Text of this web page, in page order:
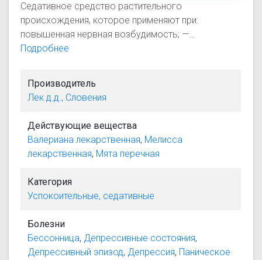
Седативное средство растительного
происхождения, которое применяют при:
повышенная нервная возбудимость; —
бессонница; — раздражительность; --
Подробнее
Производитель
Лек д.д., Словения
Действующие вещества
Валериана лекарственная, Мелисса
лекарственная, Мята перечная
Категория
Успокоительные, седативные
Болезни
Бессонница, Депрессивные состояния,
Депрессивный эпизод, Депрессия, Паническое